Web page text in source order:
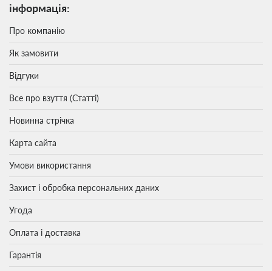
інформація:
Про компанію
Як замовити
Відгуки
Все про взуття (Статті)
Новинна стрічка
Карта сайта
Умови використання
Захист і обробка персональних даних
Угода
Оплата і доставка
Гарантія